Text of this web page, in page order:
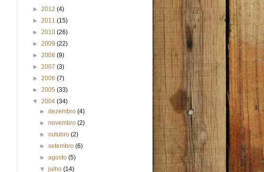
► 2012 (4)
► 2011 (15)
► 2010 (26)
► 2009 (22)
► 2008 (9)
► 2007 (3)
► 2006 (7)
► 2005 (33)
▼ 2004 (34)
►dezembro(4)
►novembro(2)
►outubro(2)
►setembro(6)
►agosto(5)
▼julho(14)